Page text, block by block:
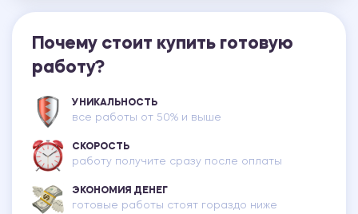
Почему стоит купить готовую
работу?
УНИКАЛЬНОСТЬ
все работы от 50% и выше
СКОРОСТЬ
работу получите сразу после оплаты
ЭКОНОМИЯ ДЕНЕГ
готовые работы стоят гораздо ниже